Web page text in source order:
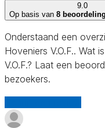
9.0
Op basis van 8
Onderstaand een
Hoveniers V.O.F.. Wat
V.O.F.? Laat een
bezoekers.